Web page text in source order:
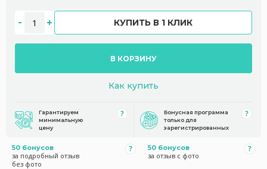
КУПИТЬ В 1 КЛИК
В КОРЗИНУ
Как купить
Гарантируем
минимальную
цену
Бонусная программа
только для
зарегистрированных
50 бонусов
за подробный отзыв
без фото
50 бонусов
за отзыв с фото